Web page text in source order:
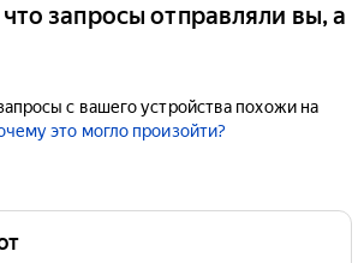
запросы отправляли вы, а
с вашего устройства похожи на
это могло произойти?